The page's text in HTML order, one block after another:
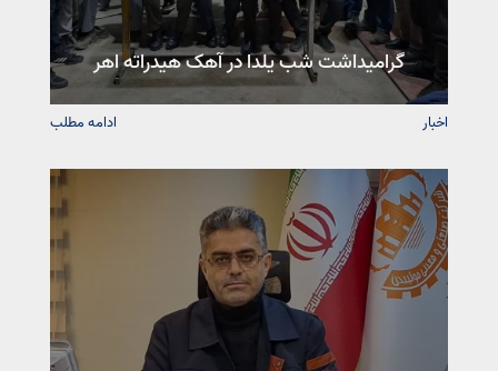
گرامیداشت شب یلدا در آهک هیدراته اهر
اخبار ادامه مطلب